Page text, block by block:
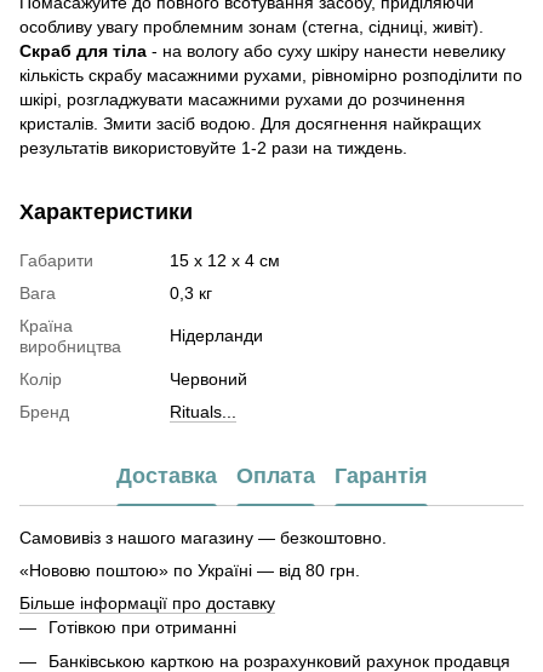
особливу увагу проблемним зонам (стегна, сідниці, живіт).
Скраб для тіла - на вологу або суху шкіру нанести невелику
кількість скрабу масажними рухами, рівномірно розподілити по
шкірі, розгладжувати масажними рухами до розчинення
кристалів. Змити засіб водою. Для досягнення найкращих
результатів використовуйте 1-2 рази на тиждень.
Характеристики
Габарити
15 х 12 х 4 см
Вага
0,3 кг
Країна
виробництва
Нідерланди
Колір
Червоний
Бренд
Rituals...
Доставка Оплата Гарантія
Самовивіз з нашого магазину — безкоштовно.
«Нововю поштою» по Україні — від 80 грн.
Більше інформації про доставку
Готівкою при отриманні
Банківською карткою на розрахунковий рахунок продавця